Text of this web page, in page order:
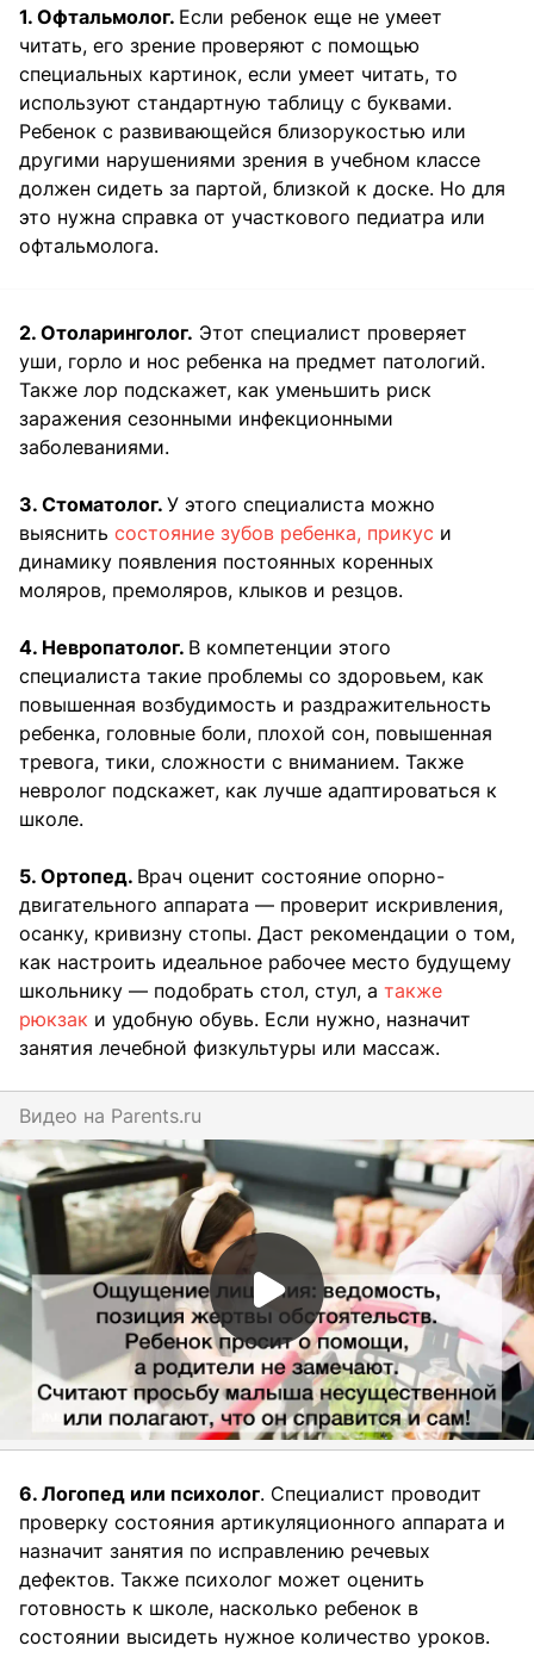
1. Офтальмолог. Если ребенок еще не умеет
читать, его зрение проверяют с помощью
специальных картинок, если умеет читать, то
используют стандартную таблицу с буквами.
Ребенок с развивающейся близорукостью или
другими нарушениями зрения в учебном классе
должен сидеть за партой, близкой к доске. Но для
это нужна справка от участкового педиатра или
офтальмолога.
2. Отоларинголог. Этот специалист проверяет
уши, горло и нос ребенка на предмет патологий.
Также лор подскажет, как уменьшить риск
заражения сезонными инфекционными
заболеваниями.
3. Стоматолог. У этого специалиста можно
выяснить состояние зубов ребенка, прикус и
динамику появления постоянных коренных
моляров, премоляров, клыков и резцов.
4. Невропатолог. В компетенции этого
специалиста такие проблемы со здоровьем, как
повышенная возбудимость и раздражительность
ребенка, головные боли, плохой сон, повышенная
тревога, тики, сложности с вниманием. Также
невролог подскажет, как лучше адаптироваться к
школе.
5. Ортопед. Врач оценит состояние опорно-
двигательного аппарата — проверит искривления,
осанку, кривизну стопы. Даст рекомендации о том,
как настроить идеальное рабочее место будущему
школьнику — подобрать стол, стул, а также
рюкзак и удобную обувь. Если нужно, назначит
занятия лечебной физкультуры или массаж.
Видео на parents.ru
6. Логопед или психолог. Специалист проводит
проверку состояния артикуляционного аппарата и
назначит занятия по исправлению речевых
дефектов. Также психолог может оценить
готовность к школе, насколько ребенок в
состоянии высидеть нужное количество уроков.